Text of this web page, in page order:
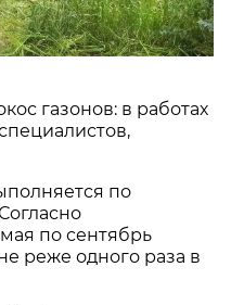
газонов: в работах
по
по сентябрь
реже одного раза в